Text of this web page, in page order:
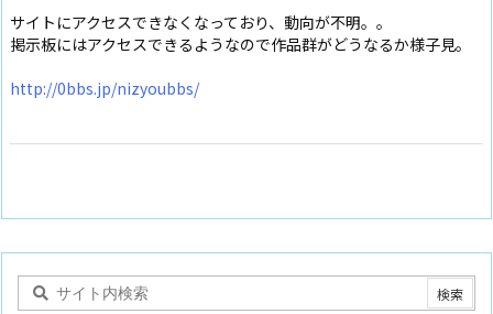
サイトにアクセスできなくなっており、動向が不明。。
掲示板にはアクセスできるようなので作品群がどうなるか様子見。
http://0bbs.jp/nizyoubbs/